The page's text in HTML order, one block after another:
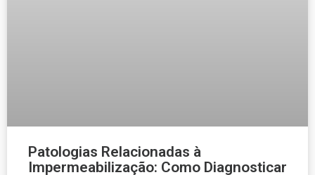
Patologias Relacionadas à
Impermeabilização: Como Diagnosticar